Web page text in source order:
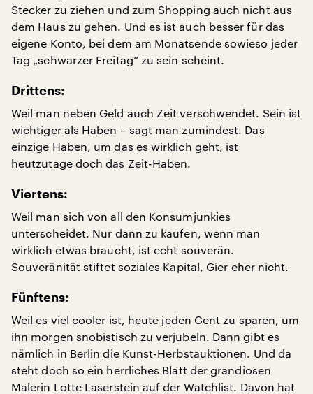
Stecker zu ziehen und zum Shopping auch nicht aus
dem Haus zu gehen. Und es ist auch besser für das
eigene Konto, bei dem am Monatsende sowieso jeder
Tag „schwarzer Freitag“ zu sein scheint.
Drittens:
Weil man neben Geld auch Zeit verschwendet. Sein ist
wichtiger als Haben – sagt man zumindest. Das
einzige Haben, um das es wirklich geht, ist
heutzutage doch das Zeit-Haben.
Viertens:
Weil man sich von all den Konsumjunkies
unterscheidet. Nur dann zu kaufen, wenn man
wirklich etwas braucht, ist echt souverän.
Souveränität stiftet soziales Kapital, Gier eher nicht.
Fünftens:
Weil es viel cooler ist, heute jeden Cent zu sparen, um
ihn morgen snobistisch zu verjubeln. Dann gibt es
nämlich in Berlin die Kunst-Herbstauktionen. Und da
steht doch so ein herrliches Blatt der grandiosen
Malerin Lotte Laserstein auf der Watchlist. Davon hat